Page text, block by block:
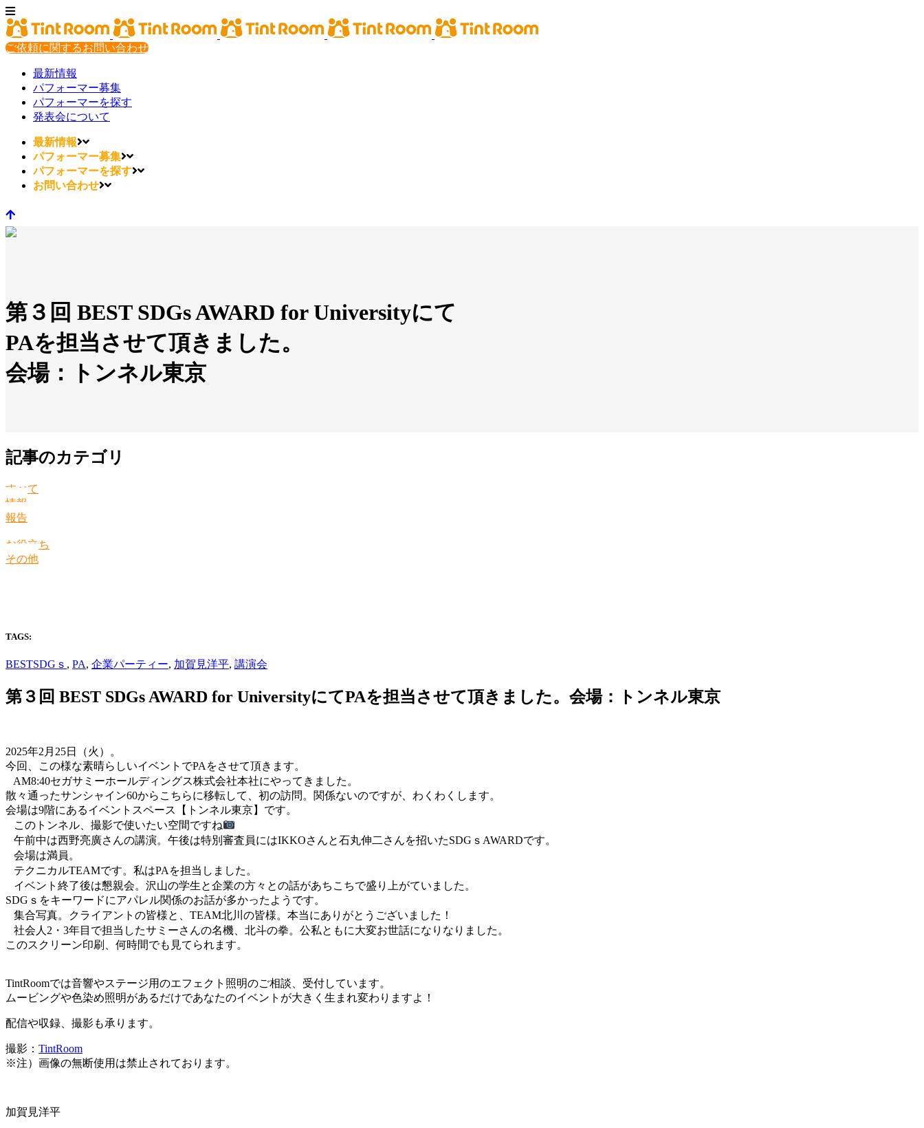
ご依頼に関するお問い合わせ
最新情報
パフォーマー募集
パフォーマーを探す
発表会について
最新情報
パフォーマー募集
パフォーマーを探す
お問い合わせ
第３回 BEST SDGs AWARD for Universityにて
PAを担当させて頂きました。
会場：トンネル東京
記事のカテゴリ
すべて
情報
報告
お役立ち
その他
TAGS:
BESTSDGｓ , PA, 企業パーティー, 加賀見洋平, 講演会
第３回 BEST SDGs AWARD for UniversityにてPAを担当させて頂きました。会場：トンネル東京
2025年2月25日（火）。
今回、この様な素晴らしいイベントでPAをさせて頂きます。
AM8:40セガサミーホールディングス株式会社本社にやってきました。
散々通ったサンシャイン60からこちらに移転して、初の訪問。関係ないのですが、わくわくします。
会場は9階にあるイベントスペース【トンネル東京】です。
このトンネル、撮影で使いたい空間ですね
午前中は西野亮廣さんの講演。午後は特別審査員にはIKKOさんと石丸伸二さんを招いたSDGｓAWARDです。
会場は満員。
テクニカルTEAMです。私はPAを担当しました。
イベント終了後は懇親会。沢山の学生と企業の方々との話があちこちで盛り上がていました。
SDGｓをキーワードにアパレル関係のお話が多かったようです。
集合写真。クライアントの皆様と、TEAM北川の皆様。本当にありがとうございました！
社会人2・3年目で担当したサミーさんの名機、北斗の拳。公私ともに大変お世話になりなりました。
このスクリーン印刷、何時間でも見てられます。
TintRoomでは音響やステージ用のエフェクト照明のご相談、受付しています。
ムービングや色染め照明があるだけであなたのイベントが大きく生まれ変わりますよ！
配信や収録、撮影も承ります。
撮影： TintRoom
※注）画像の無断使用は禁止されております。
加賀見洋平